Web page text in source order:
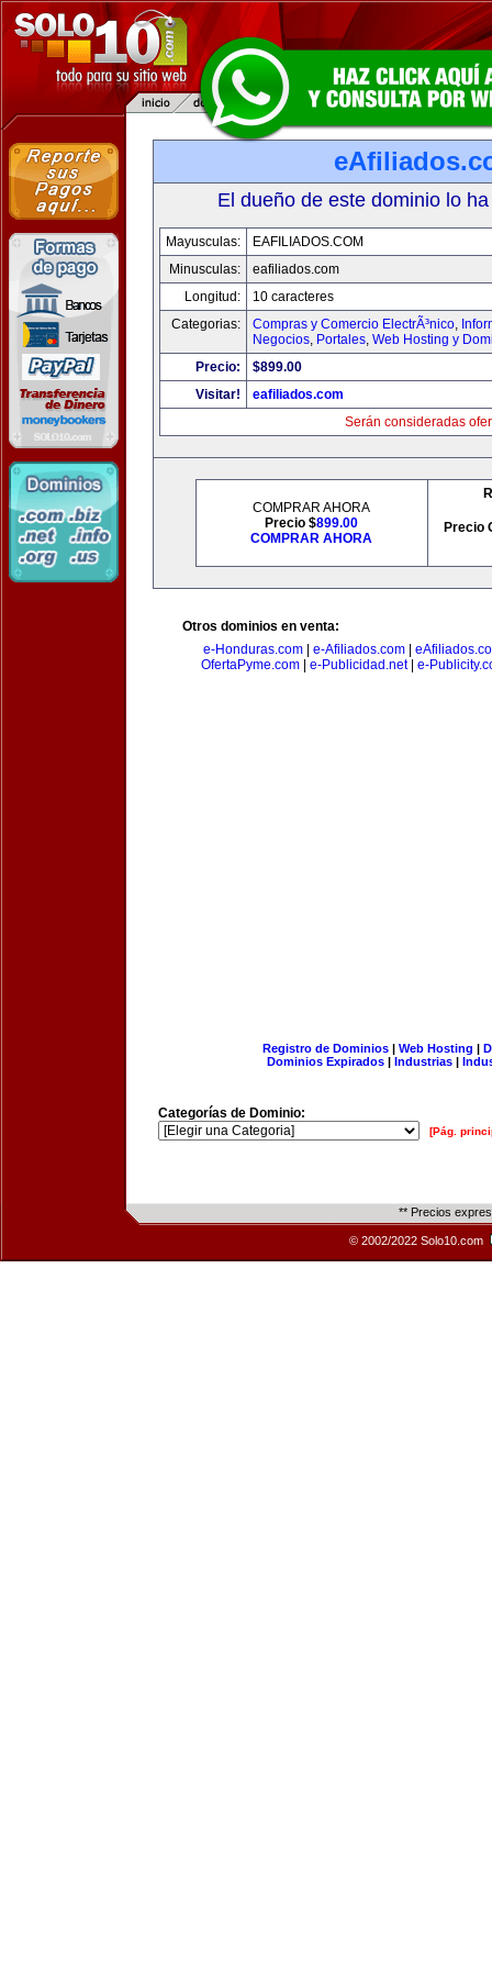
El dueño de este dominio lo
Mayusculas:
EAFILIADOS.COM
Minusculas:
eafiliados.com
Longitud:
10 caracteres
Categorias:
Compras y Comercio ElectrÃ³nico,
Negocios, Portales, Web Hosting y
Precio:
$899.00
Visitar!
eafiliados.com
Serán consideradas
COMPRAR AHORA
Precio $899.00
COMPRAR AHORA
Precio
Otros dominios en venta:
e-Honduras.com| e-Afiliados.com|
OfertaPyme.com| e-Publicidad.net| e-
Registro de Dominios| Web Hosting |
Dominios Expirados | Industrias |
Categorías de Dominio:
[Pág.
** Precios
© 2002/2022 Solo10.com